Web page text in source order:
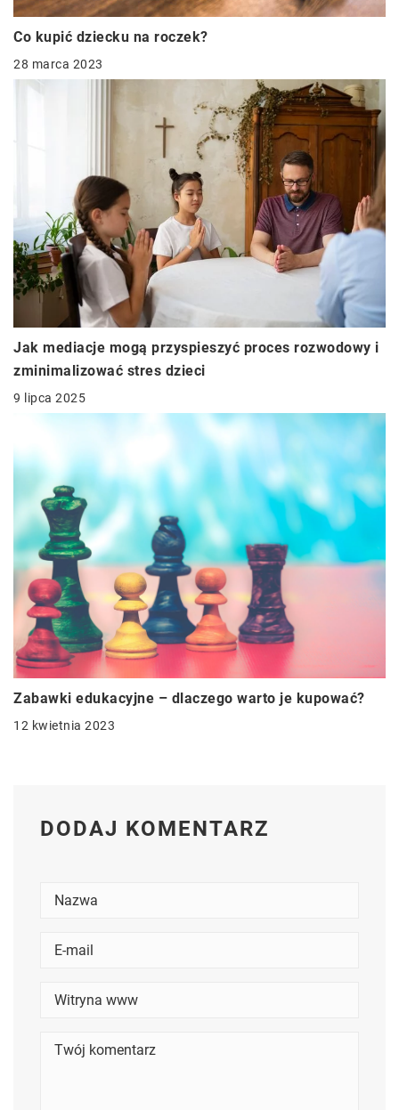
Co kupić dziecku na roczek?
28 marca 2023
Jak mediacje mogą przyspieszyć proces rozwodowy i
zminimalizować stres dzieci
9 lipca 2025
Zabawki edukacyjne – dlaczego warto je kupować?
12 kwietnia 2023
DODAJ KOMENTARZ